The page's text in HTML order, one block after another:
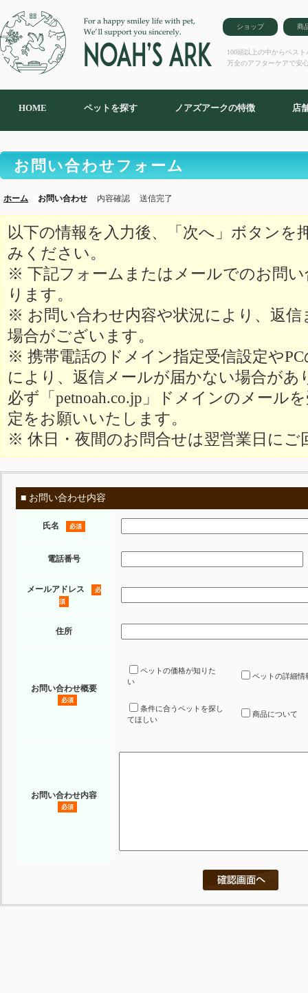
ショップ 商
100頭以上の中からベス
万全のアフターケアで安
HOME ペットを探す ノアズアークの特徴 店
お問い合わせフォーム
ホーム お問い合わせ 内容確認 送信完了
以下の情報を入力後、「次へ」ボタンを
みください。
※ 下記フォームまたはメールでのお問
ります。
※ お問い合わせ内容や状況により、返
場合がございます。
※ 携帯電話のドメイン指定受信設定や
により、返信メールが届かない場合があ
必ず「petnoah.co.jp」ドメインのメール
定をお願いいたします。
※ 休日・夜間のお問合せは翌営業日にご
■ お問い合わせ内容
氏名 必須
電話番号
メールアドレス
必
須
住所
お問い合わせ概要
必須
ペットの価格が知りた
い
ペットの詳細情
条件に合うペットを探し
てほしい
商品について
お問い合わせ内容
必須